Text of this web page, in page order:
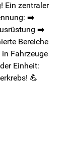
Ein zentraler
➡️
➡️
Bereiche
Fahrzeuge
Einheit:
💪